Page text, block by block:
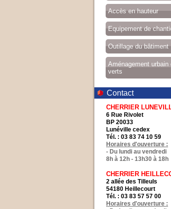
Accès en hauteur
Equipement de
Outillage du bâtiment
Aménagement urbain
verts
Contact
CHERRIER
6 Rue Rivolet
BP 20033
Lunéville cedex
Tél. : 03 83 74 10 59
Horaires d'ouverture :
- Du lundi au vendredi
8h à 12h - 13h30 à 18h
CHERRIER
2 allée des Tilleuls
54180 Heillecourt
Tél. : 03 83 57 57 00
Horaires d'ouverture :